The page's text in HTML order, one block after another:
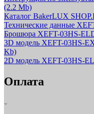
(2.2 Mb)
Каталог BakerLUX
Технические данные
Брошюра XEFT-03HS-
3D модель XEFT-03HS-
Kb)
2D модель XEFT-03HS-
Оплата